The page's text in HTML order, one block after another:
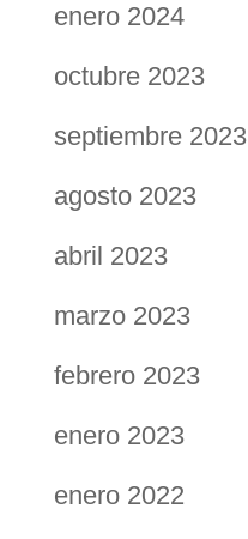
enero 2024
octubre 2023
septiembre 2023
agosto 2023
abril 2023
marzo 2023
febrero 2023
enero 2023
enero 2022